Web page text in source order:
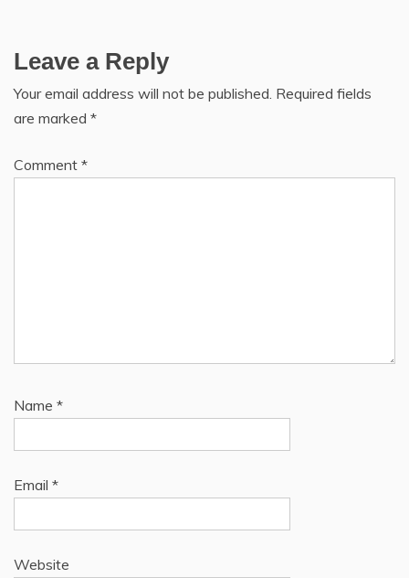
Leave a Reply
Your email address will not be published. Required fields
are marked *
Comment *
Name *
Email *
Website